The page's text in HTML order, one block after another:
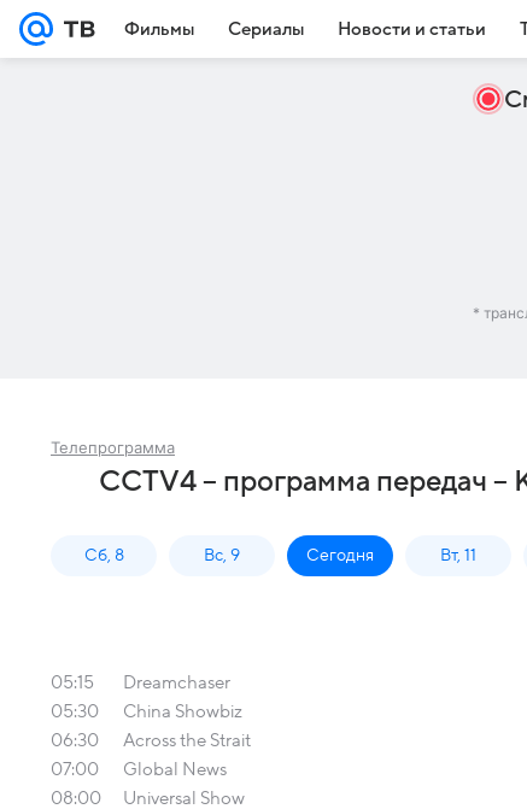
Фильмы Сериалы Новости и статьи
*
Телепрограмма
CCTV4 – программа передач –
Сб, 8 Вс, 9 Сегодня Вт, 11
05:15
Dreamchaser
05:30
China Showbiz
06:30
Across the Strait
07:00
Global News
08:00
Universal Show